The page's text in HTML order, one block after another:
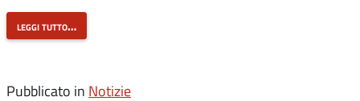
leggi tutto…
Pubblicato in Notizie